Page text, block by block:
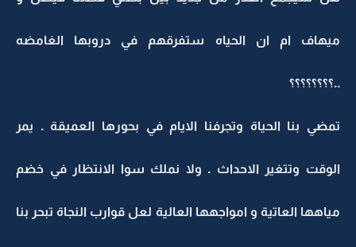
ميهاف ام ان الحياه ستفرقهم في دروبها الغامضه
..؟؟؟؟؟؟؟؟
تمضي بنا الحياة وتجرفنا الايام في بحورها العميقة . يمر
الوقت وتتغير الاحداث . ولا نملك سوا الانتظار في خضم
مياهها العاتية و امواجهها العالية لعل قوارب النجاة تبحر بنا